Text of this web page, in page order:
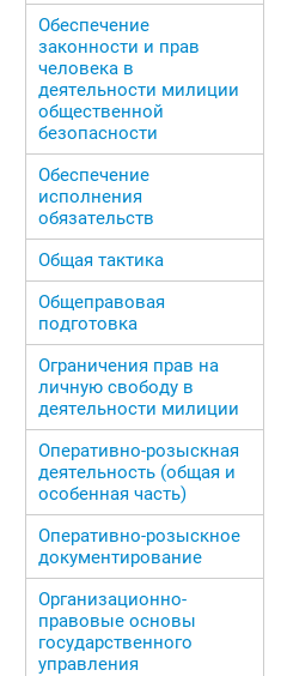
Обеспечение
законности и прав
человека в
деятельности милиции
общественной
безопасности
Обеспечение
исполнения
обязательств
Общая тактика
Общеправовая
подготовка
Ограничения прав на
личную свободу в
деятельности милиции
Оперативно-розыскная
деятельность (общая и
особенная часть)
Оперативно-розыскное
документирование
Организационно-
правовые основы
государственного
управления